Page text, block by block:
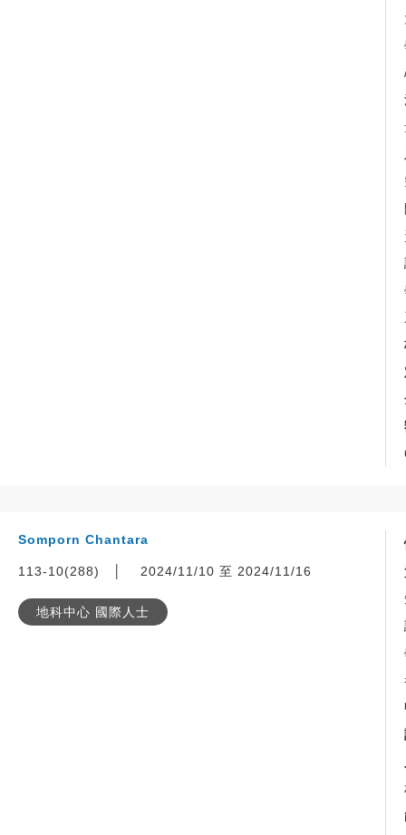
Somporn Chantara
113-10(288) 2024/11/10 至 2024/11/16
地科中心 國際人士